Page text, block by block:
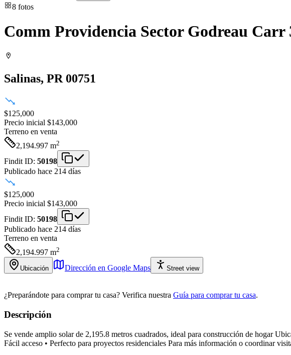
8 fotos
Comm Providencia Sector Godreau Carr
Salinas, PR 00751
$125,000
Precio inicial $143,000
Terreno en venta
2,194.997 m2
Findit ID: 50198
Publicado hace 214 días
$125,000
Precio inicial $143,000
Findit ID: 50198
Publicado hace 214 días
Terreno en venta
2,194.997 m2
Ubicación Dirección en Google Maps Street view
¿Preparándote para comprar tu casa? Verifica nuestra Guía para comprar tu casa.
Descripción
Se vende amplio solar de 2,195.8 metros cuadrados, ideal para construcción de hogar
Fácil acceso • Perfecto para proyectos residenciales Para más información o coordinar